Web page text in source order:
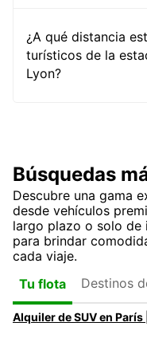
¿A qué distancia
turísticos de la
Lyon?
Búsquedas
Descubre una gama
desde vehículos
largo plazo o solo de
para brindar
cada viaje.
Tu flota
Destinos